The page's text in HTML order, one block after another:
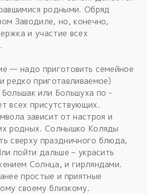
родными. Обряд
Заводиле, но, конечно,
и участие всех
— надо приготовить семейное
редко приготавливаемое)
или Большуха по -
всех присутствующих.
зависит от настроя и
родных. Солнышко Коляды
сверху праздничного блюда,
пойти дальше – украсить
Солнца, и гирляндами.
простые и приятные
своему близкому.